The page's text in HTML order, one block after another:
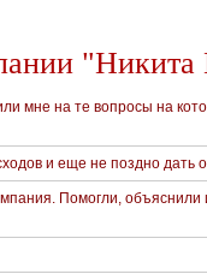
мне на те вопросы на
и еще не поздно дать
Помогли,